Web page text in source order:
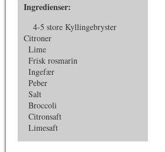
Ingredienser:
4-5 store Kyllingebryster
Citroner
Lime
Frisk rosmarin
Ingefær
Peber
Salt
Broccoli
Citronsaft
Limesaft